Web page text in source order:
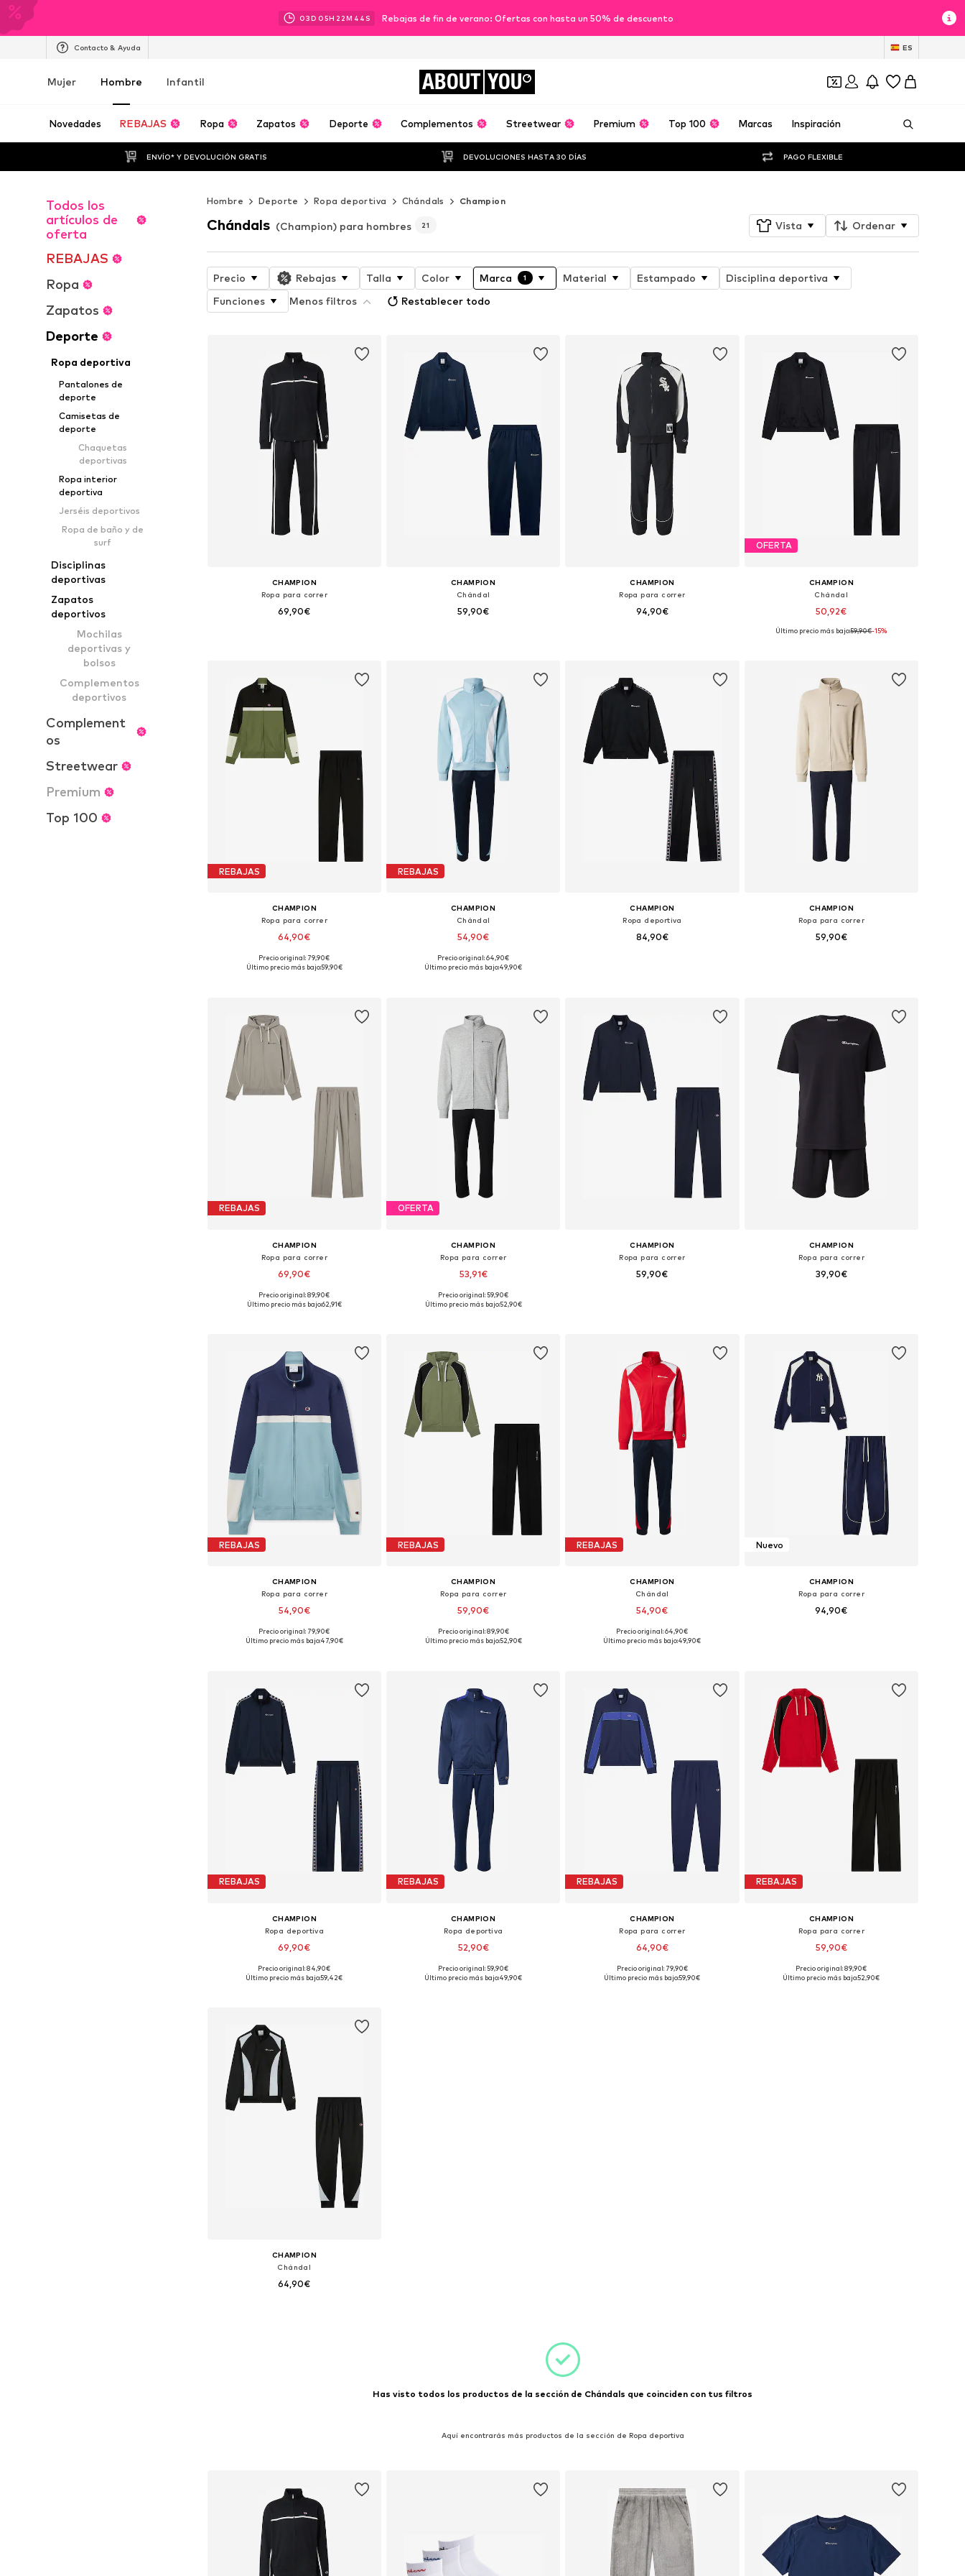
03D 05H 22M 43 S Rebajas de fin de verano: Ofertas con hasta un 50% de descuento
Contacto & Ayuda ES
Mujer Hombre Infantil ABOUT YOU
Novedades REBAJAS Ropa Zapatos Deporte Complementos Streetwear Premium Top 100 Marcas Inspiración
ENVÍO* Y DEVOLUCIÓN GRATIS DEVOLUCIONES HASTA 30 DÍAS PAGO FLEXIBLE
Todos los
artículos de
oferta
REBAJAS
Ropa
Zapatos
Deporte
Ropa deportiva
Pantalones de
deporte
Camisetas de
deporte
Chaquetas
deportivas
Ropa interior
deportiva
Jerséis deportivos
Ropa de baño y de
surf
Disciplinas
deportivas
Zapatos
deportivos
Mochilas
deportivas y
bolsos
Complementos
deportivos
Complement
os
Streetwear
Premium
Top 100
Hombre Deporte Ropa deportiva Chándals Champion
Chándals (Champion) para hombres 21 Vista Ordenar
Precio Rebajas Talla Color Marca 1 Material Estampado
Disciplina deportiva
Funciones
Menos filtros Restablecer todo
CHAMPION
Ropa para correr
69,90€
CHAMPION
Chándal
59,90€
CHAMPION
Ropa para correr
94,90€
OFERTA
CHAMPION
Chándal
50,92€
Tallas disponibles: S, M, L, XL, XXL
Último precio más bajo:59,90€-15%
REBAJAS
CHAMPION
Ropa para correr
64,90€
Tallas disponibles: S, M, L
Precio original: 79,90€
Último precio más bajo:59,90€
REBAJAS
CHAMPION
Chándal
54,90€
Tallas disponibles: M, L
Precio original: 64,90€
Último precio más bajo:49,90€
CHAMPION
Ropa deportiva
84,90€
CHAMPION
Ropa para correr
59,90€
REBAJAS
CHAMPION
Ropa para correr
69,90€
Tallas disponibles: XXL
Precio original: 89,90€
Último precio más bajo:62,91€
OFERTA
CHAMPION
Ropa para correr
53,91€
Tallas disponibles: S x regular
Precio original: 59,90€
Último precio más bajo:52,90€
CHAMPION
Ropa para correr
59,90€
CHAMPION
Ropa para correr
39,90€
REBAJAS
CHAMPION
Ropa para correr
54,90€
Tallas disponibles: XS, M
Precio original: 79,90€
Último precio más bajo:47,90€
REBAJAS
CHAMPION
Ropa para correr
59,90€
Tallas disponibles: M, XL
Precio original: 89,90€
Último precio más bajo:52,90€
REBAJAS
CHAMPION
Chándal
54,90€
Tallas disponibles: S, M
Precio original: 64,90€
Último precio más bajo:49,90€
Nuevo
CHAMPION
Ropa para correr
94,90€
REBAJAS
CHAMPION
Ropa deportiva
69,90€
Tallas disponibles: M
Precio original: 84,90€
Último precio más bajo:59,42€
REBAJAS
CHAMPION
Ropa deportiva
52,90€
Tallas disponibles: S
Precio original: 59,90€
Último precio más bajo:49,90€
REBAJAS
CHAMPION
Ropa para correr
64,90€
Tallas disponibles: M
Precio original: 79,90€
Último precio más bajo:59,90€
REBAJAS
CHAMPION
Ropa para correr
59,90€
Tallas disponibles: M
Precio original: 89,90€
Último precio más bajo:52,90€
CHAMPION
Chándal
64,90€
Has visto todos los productos de la sección de Chándals que coinciden con tus filtros
Aquí encontrarás más productos de la sección de Ropa deportiva